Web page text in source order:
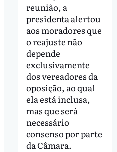
reunião, a
presidenta alertou
aos moradores que
o reajuste não
depende
exclusivamente
dos vereadores da
oposição, ao qual
ela está inclusa,
mas que será
necessário
consenso por parte
da Câmara.